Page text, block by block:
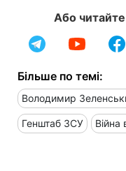
Або
Більше по темі:
Володимир
Генштаб ЗСУ Війна